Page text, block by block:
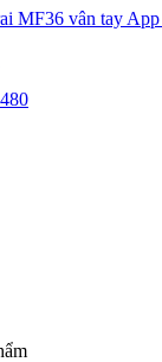
MF36 vân tay